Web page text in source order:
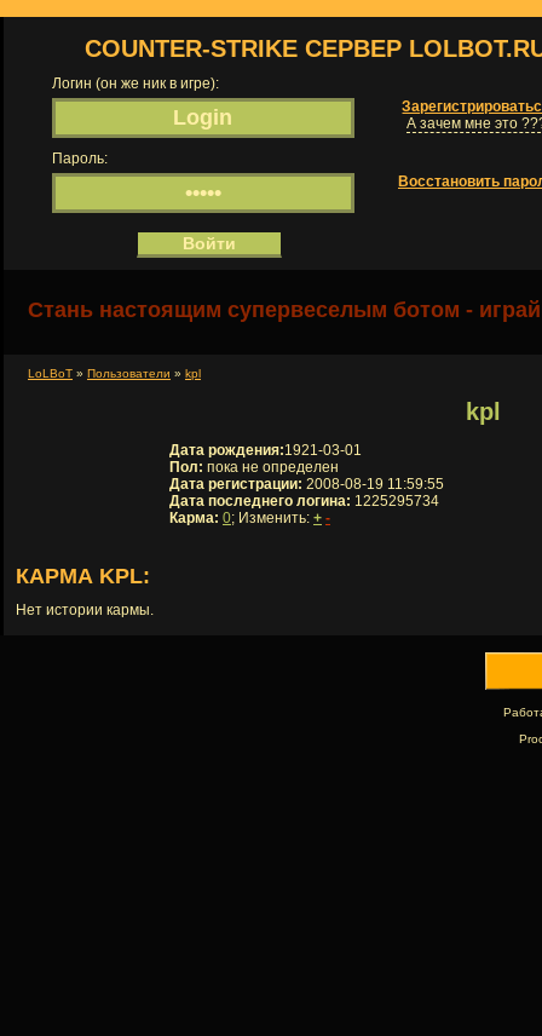
COUNTER-STRIKE СЕРВЕР
Логин (он же ник в игре):
А зачем мне это
Пароль:
Восстановить
Стань настоящим супервеселым ботом -
LoLBoT » Пользователи » kpl
kpl
Дата рождения:1921-03-01
Пол: пока не определен
Дата регистрации: 2008-08-19 11:59:55
Дата последнего логина: 1225295734
Карма: 0; Изменить: + -
КАРМА KPL:
Нет истории кармы.